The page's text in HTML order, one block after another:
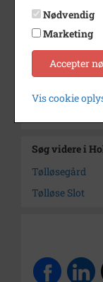
Dateringsnote
Fotograf
Arkiv
Søg videre i
Tølløsegård
Tølløse Slot
Nødvendig
Marketing
Accepter
Vis cookie